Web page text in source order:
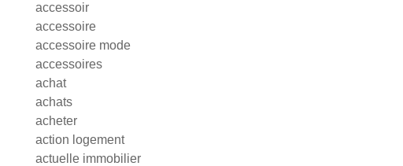
accessoir
accessoire
accessoire mode
accessoires
achat
achats
acheter
action logement
actuelle immobilier